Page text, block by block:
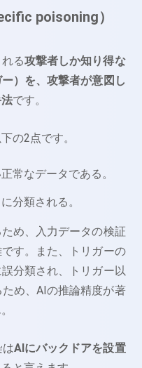
poisoning）
る攻撃者しか知り得な
）を、攻撃者が意図し
です。
の2点です。
常なデータである。
分類される。
め、入力データの検証
す。また、トリガーの
分類され、トリガー以
め、AIの推論精度が著
AIにバックドアを設置